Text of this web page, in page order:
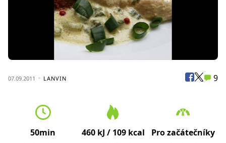
07.09.2011 LANVIN 9
50min 460 kJ / 109 kcal Pro začátečníky